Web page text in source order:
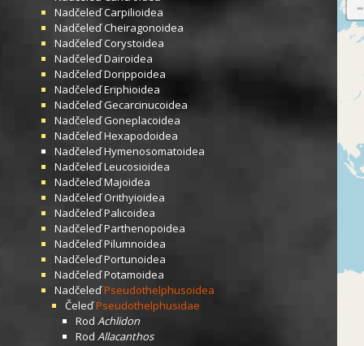
NadčeleďCarpilioidea
NadčeleďCheiragonoidea
NadčeleďCorystoidea
NadčeleďDairoidea
NadčeleďDorippoidea
NadčeleďEriphioidea
NadčeleďGecarcinucoidea
NadčeleďGoneplacoidea
NadčeleďHexapodoidea
NadčeleďHymenosomatoidea
NadčeleďLeucosioidea
NadčeleďMajoidea
NadčeleďOrithyioidea
NadčeleďPalicoidea
NadčeleďParthenopoidea
NadčeleďPilumnoidea
NadčeleďPortunoidea
NadčeleďPotamoidea
NadčeleďPseudothelphusoidea
ČeleďPseudothelphusidae
Rod Achlidon
Rod Allacanthos